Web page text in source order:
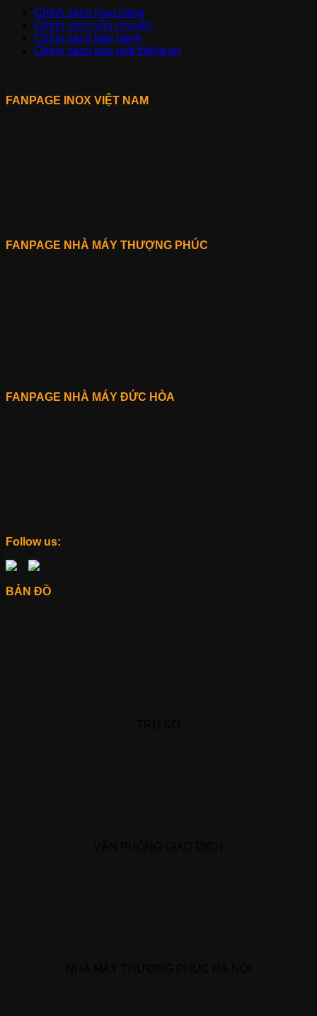
Chính sách mua hàng
Chính sách vận chuyển
Chính sách bảo hành
Chính sách bảo mật thông tin
FANPAGE INOX VIỆT NAM
FANPAGE NHÀ MÁY THƯỢNG PHÚC
FANPAGE NHÀ MÁY ĐỨC HÒA
Follow us:
BẢN ĐỒ